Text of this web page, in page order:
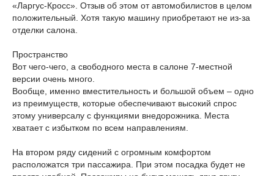
«Ларгус-Кросс». Отзыв об этом от автомобилистов в целом
положительный. Хотя такую машину приобретают не из-за
отделки салона.
Пространство
Вот чего-чего, а свободного места в салоне 7-местной
версии очень много.
Вообще, именно вместительность и большой объем – одно
из преимуществ, которые обеспечивают высокий спрос
этому универсалу с функциями внедорожника. Места
хватает с избытком по всем направлениям.
На втором ряду сидений с огромным комфортом
расположатся три пассажира. При этом посадка будет не